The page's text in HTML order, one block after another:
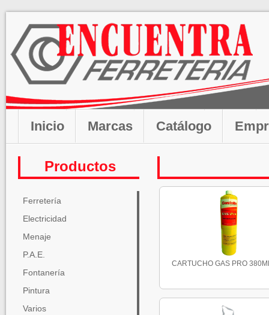
Inicio Marcas Catálogo
Productos
Ferretería
Electricidad
Menaje
P.A.E.
Fontanería
Pintura
Varios
CARTUCHO GAS PRO